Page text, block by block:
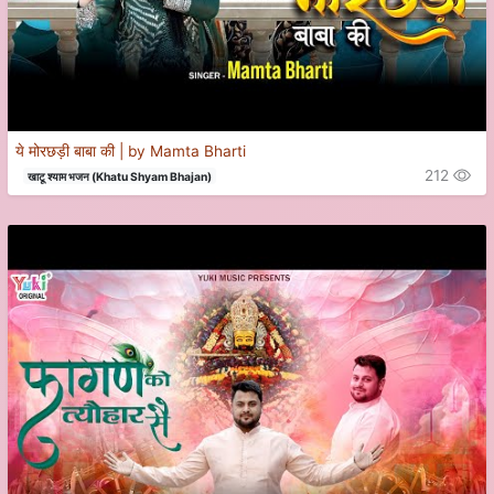
ये मोरछड़ी बाबा की | by Mamta Bharti
खाटू श्याम भजन (Khatu Shyam Bhajan) 212